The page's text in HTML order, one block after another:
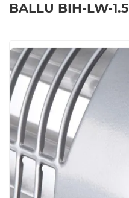
BALLU BIH-LW-1.5